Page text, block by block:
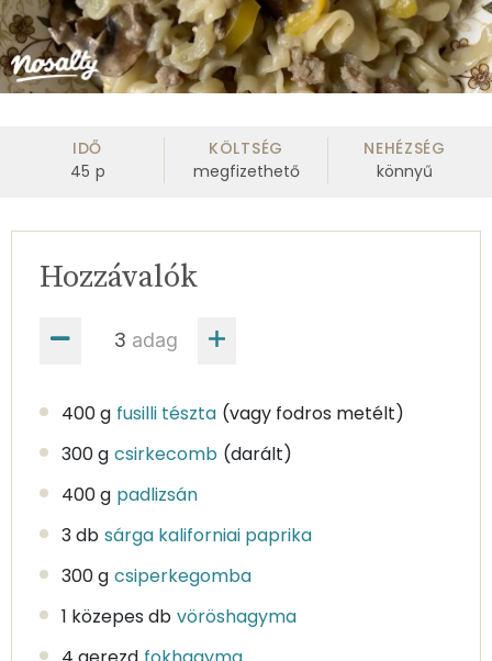
IDŐ
45 p
KÖLTSÉG
megfizethető
NEHÉZSÉG
könnyű
adag
Hozzávalók
400 g fusilli tészta (vagy fodros metélt)
300 g csirkecomb (darált)
400 g padlizsán
3 db sárga kaliforniai paprika
300 g csiperkegomba
1 közepes db vöröshagyma